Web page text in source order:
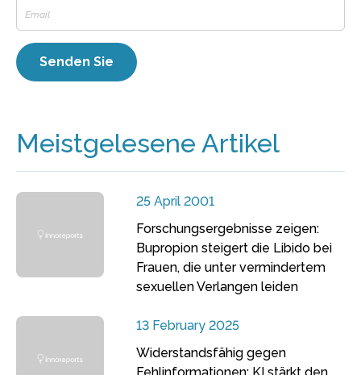
Meistgelesene Artikel
25 April 2001
Forschungsergebnisse zeigen:
Bupropion steigert die Libido bei
Frauen, die unter vermindertem
sexuellen Verlangen leiden
13 February 2025
Widerstandsfähig gegen
Fehlinformationen: KI stärkt den